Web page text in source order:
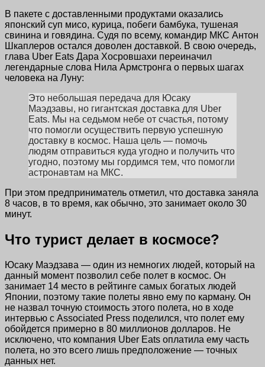
В пакете с доставленными продуктами оказались
японский суп мисо, курица, побеги бамбука, тушеная
свинина и говядина. Судя по всему, командир МКС Антон
Шкаплеров остался доволен доставкой. В свою очередь,
глава Uber Eats Дара Хосровшахи переиначил
легендарные слова Нила Армстронга о первых шагах
человека на Луну:
Это небольшая передача для Юсаку
Маэдзавы, но гигантская доставка для Uber
Eats. Мы на седьмом небе от счастья, потому
что помогли осуществить первую успешную
доставку в космос. Наша цель — помочь
людям отправиться куда угодно и получить что
угодно, поэтому мы гордимся тем, что помогли
астронавтам на МКС.
При этом предприниматель отметил, что доставка заняла
8 часов, в то время, как обычно, это занимает около 30
минут.
Что турист делает в космосе?
Юсаку Маэдзава — один из немногих людей, который на
данный момент позволил себе полет в космос. Он
занимает 14 место в рейтинге самых богатых людей
Японии, поэтому такие полеты явно ему по карману. Он
не назвал точную стоимость этого полета, но в ходе
интервью с Associated Press поделился, что полет ему
обойдется примерно в 80 миллионов долларов. Не
исключено, что компания Uber Eats оплатила ему часть
полета, но это всего лишь предположение — точных
данных нет.